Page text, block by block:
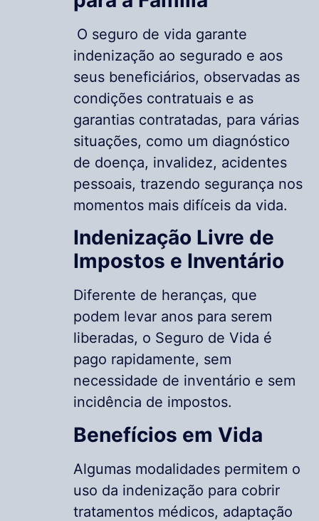
O seguro de vida garante
indenização ao segurado e aos
seus beneficiários, observadas as
condições contratuais e as
garantias contratadas, para várias
situações, como um diagnóstico
de doença, invalidez, acidentes
pessoais, trazendo segurança nos
momentos mais difíceis da vida.
Indenização Livre de
Impostos e Inventário
Diferente de heranças, que
podem levar anos para serem
liberadas, o Seguro de Vida é
pago rapidamente, sem
necessidade de inventário e sem
incidência de impostos.
Benefícios em Vida
Algumas modalidades permitem o
uso da indenização para cobrir
tratamentos médicos, adaptação